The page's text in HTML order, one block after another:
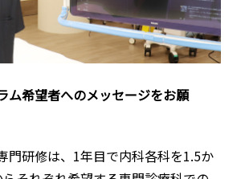
ム希望者へのメッセージをお願
門研修は、1年目で内科各科を1.5か